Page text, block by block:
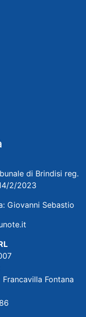
di Brindisi reg.
2/2023
Giovanni Sebastio
Fontana